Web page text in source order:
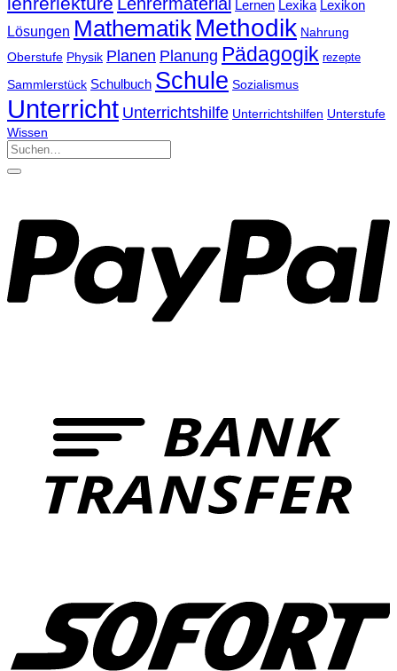
Lehrermaterial Lernen Lexika Lexikon
Lösungen Mathematik Methodik Nahrung
Oberstufe Physik Planen Planung Pädagogik rezepte
Sammlerstück Schulbuch Schule Sozialismus
Unterricht Unterrichtshilfe Unterrichtshilfen Unterstufe
Wissen
Suchen
nach: